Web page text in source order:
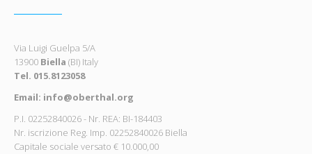
Via Luigi Guelpa 5/A
13900 Biella (BI) Italy
Tel. 015.8123058
Email: info@oberthal.org
P.I. 02252840026 - Nr. REA: BI-184403
Nr. iscrizione Reg. Imp. 02252840026 Biella
Capitale sociale versato € 10.000,00